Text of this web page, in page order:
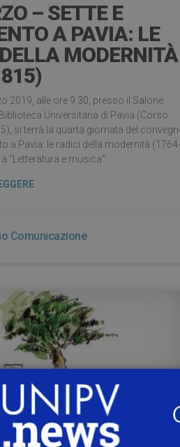
– SETTE E
A PAVIA: LE
MODERNITÀ
2019, alle ore 9.30, presso il Salone
Universitaria di Pavia (Corso
si terrà la quarta giornata del
a Pavia: le radici della modernità (1764-
“Letteratura e musica”.
Comunicazione